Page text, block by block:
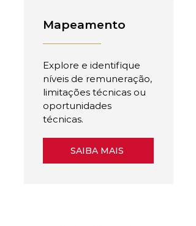
Mapeamento
Explore e identifique
níveis de remuneração,
limitações técnicas ou
oportunidades
técnicas.
SAIBA MAIS